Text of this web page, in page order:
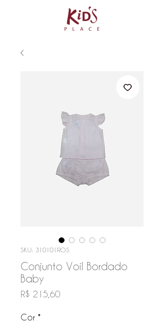
SKU: 310101ROS
Conjunto Voil Bordado
Baby
R$ 215,60Preço
Cor *